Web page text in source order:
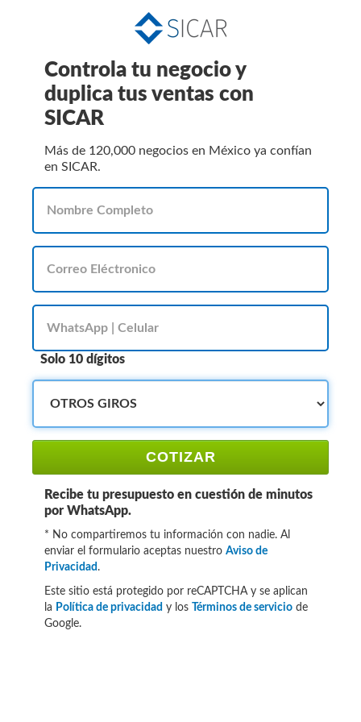
Controla tu negocio y
duplica tus ventas con
SICAR
Más de 120,000 negocios en México ya confían
en SICAR.
Solo 10 dígitos
COTIZAR
Recibe tu presupuesto en cuestión de minutos
por WhatsApp.
* No compartiremos tu información con nadie. Al
enviar el formulario aceptas nuestro Aviso de
Privacidad .
Este sitio está protegido por reCAPTCHA y se aplican
la Política de privacidad y los Términos de servicio de
Google.